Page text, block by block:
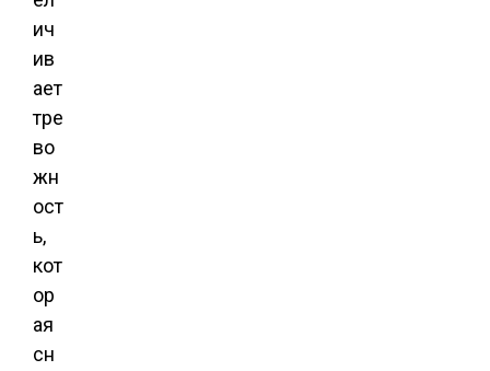
ич
ив
ает
тре
во
жн
ост
ь,
кот
ор
ая
сн